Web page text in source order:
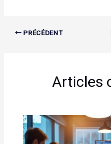
PRÉCÉDENT
Articles